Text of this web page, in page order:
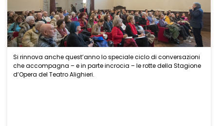
Si rinnova anche quest’anno lo speciale ciclo di conversazioni
che accompagna – e in parte incrocia – le rotte della Stagione
d’Opera del Teatro Alighieri.